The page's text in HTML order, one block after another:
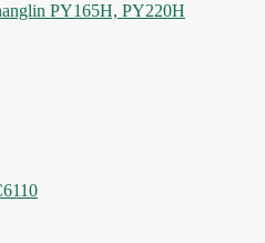
PY165H, PY220H